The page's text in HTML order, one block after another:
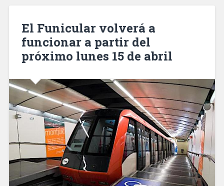
con
45
kilos
y
12.000
€»
El Funicular volverá a
funcionar a partir del
próximo lunes 15 de abril